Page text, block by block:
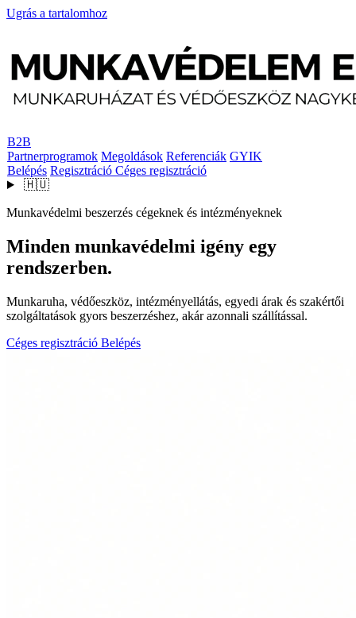
Ugrás a tartalomhoz
B2B
Partnerprogramok Megoldások Referenciák GYIK
Belépés Regisztráció Céges regisztráció
🇭🇺
Munkavédelmi beszerzés cégeknek és intézményeknek
Minden munkavédelmi igény egy
rendszerben.
Munkaruha, védőeszköz, intézményellátás, egyedi árak és szakértői
szolgáltatások gyors beszerzéshez, akár azonnali szállítással.
Céges regisztráció Belépés